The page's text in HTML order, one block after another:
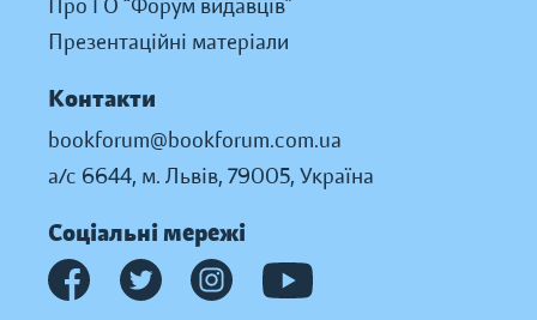
Про ГО “Форум видавців”
Презентаційні матеріали
Контакти
bookforum@bookforum.com.ua
а/с 6644, м. Львів, 79005, Україна
Соціальні мережі